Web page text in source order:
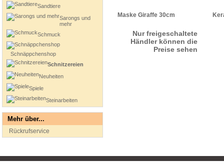
Maske Giraffe 30cm
Nur freigeschaltete
Händler können die
Preise sehen
Sandtiere
Sarongs und
mehr
Schmuck
Schnäppchenshop
Schnitzereien
Neuheiten
Spiele
Steinarbeiten
Mehr über...
Rückrufservice